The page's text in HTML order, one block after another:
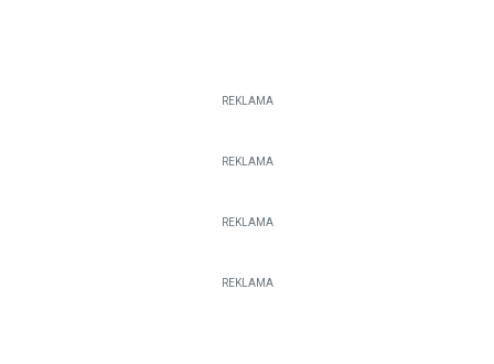
REKLAMA
REKLAMA
REKLAMA
REKLAMA